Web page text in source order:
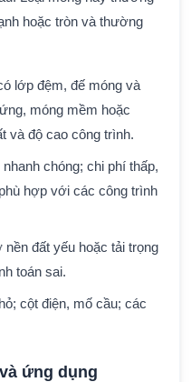
hoặc tròn và thường
lớp đệm, đế móng và
móng mềm hoặc
và độ cao công trình.
chóng; chi phí thấp,
hợp với các công trình
đất yếu hoặc tải trọng
toán sai.
cột điện, mố cầu; các
ứng dụng